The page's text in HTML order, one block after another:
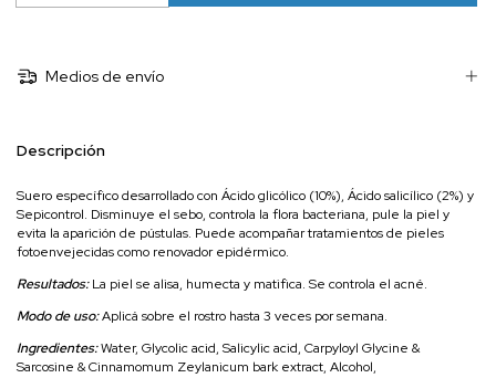
Medios de envío
Descripción
Suero específico desarrollado con Ácido glicólico (10%), Ácido salicílico (2%) y
Sepicontrol. Disminuye el sebo, controla la flora bacteriana, pule la piel y
evita la aparición de pústulas. Puede acompañar tratamientos de pieles
fotoenvejecidas como renovador epidérmico.
Resultados:La piel se alisa, humecta y matifica. Se controla el acné.
Modo de uso:Aplicá sobre el rostro hasta 3 veces por semana.
Ingredientes:Water, Glycolic acid, Salicylic acid, Carpyloyl Glycine &
Sarcosine & Cinnamomum Zeylanicum bark extract, Alcohol,